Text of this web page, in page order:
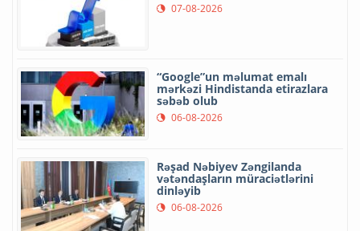
07-08-2026
“Google”un məlumat emalı
mərkəzi Hindistanda etirazlara
səbəb olub
06-08-2026
Rəşad Nəbiyev Zəngilanda
vətəndaşların müraciətlərini
dinləyib
06-08-2026